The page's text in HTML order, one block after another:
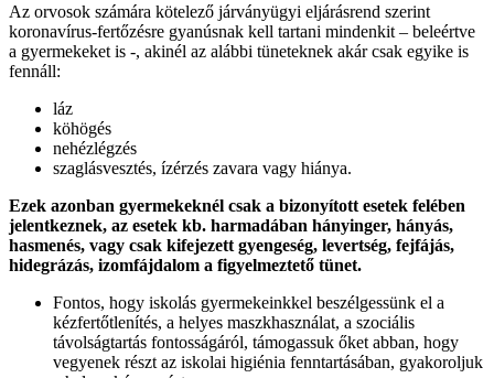
Az orvosok számára kötelező járványügyi eljárásrend szerint
koronavírus-fertőzésre gyanúsnak kell tartani mindenkit – beleértve
a gyermekeket is -, akinél az alábbi tüneteknek akár csak egyike is
fennáll:
láz
köhögés
nehézlégzés
szaglásvesztés, ízérzés zavara vagy hiánya.
Ezek azonban gyermekeknél csak a bizonyított esetek felében
jelentkeznek, az esetek kb. harmadában hányinger, hányás,
hasmenés, vagy csak kifejezett gyengeség, levertség, fejfájás,
hidegrázás, izomfájdalom a figyelmeztető tünet.
Fontos, hogy iskolás gyermekeinkkel beszélgessünk el a
kézfertőtlenítés, a helyes maszkhasználat, a szociális
távolságtartás fontosságáról, támogassuk őket abban, hogy
vegyenek részt az iskolai higiénia fenntartásában, gyakoroljuk